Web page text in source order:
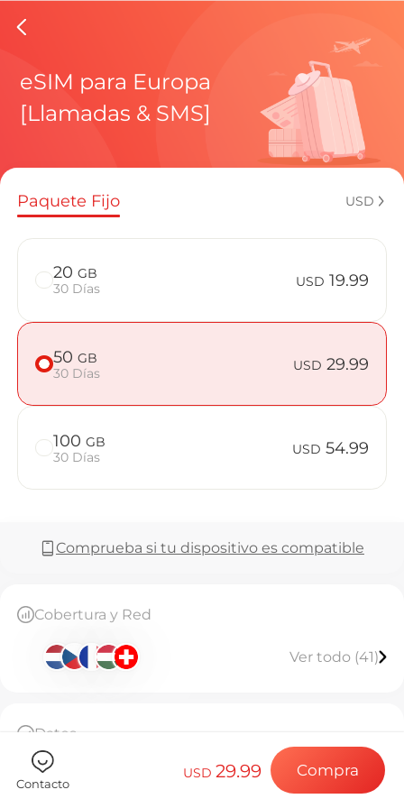
eSIMs
Planes
¿Cómo
Ventajas
Preguntas
Elija su
Instale su
Disfrute de su
Conexión a
eSIM para Europa
[Llamadas & SMS]
Paquete Fijo USD
20 GB
30 Días
USD 19.99
50 GB
30 Días
USD 29.99
100 GB
30 Días
USD 54.99
Comprueba si tu dispositivo es compatible
Cobertura y Red
Ver todo (41)
Datos
50GB de datos de alta velocidad, sin conexión
tras agotarse
Esta eSIM solo se puede instalar una vez
Contacto
USD29.99 Compra